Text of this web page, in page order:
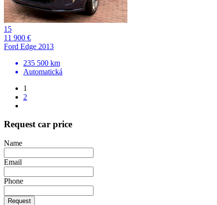
15
11 900 €
Ford Edge 2013
235 500 km
Automatická
1
2
Request car price
Name
Email
Phone
Request